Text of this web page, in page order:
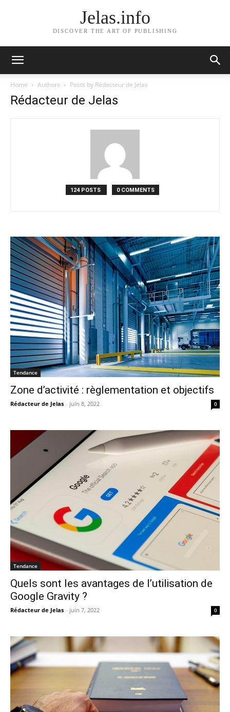
Jelas.info
DISCOVER THE ART OF PUBLISHING
Home Authors Posts by Rédacteur de Jelas
Rédacteur de Jelas
124 POSTS 0 COMMENTS
Tendance
Zone d’activité : règlementation et objectifs
Rédacteur de Jelas - juin 8, 2022 0
Tendance
Quels sont les avantages de l’utilisation de
Google Gravity ?
Rédacteur de Jelas - juin 7, 2022 0